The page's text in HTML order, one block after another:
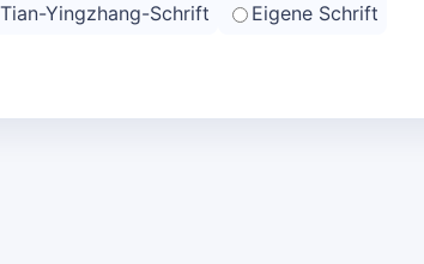
Tian-Yingzhang-Schrift
Eigene Schrift